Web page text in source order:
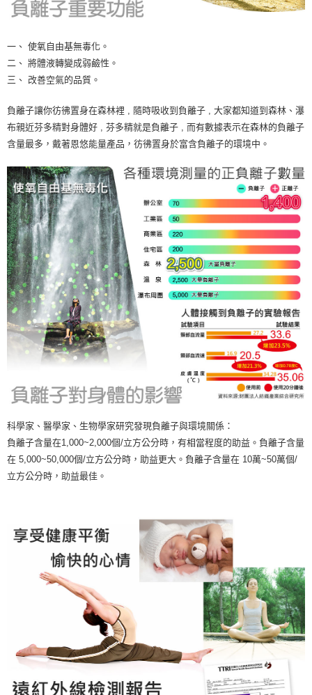
一、 使氧自由基無毒化。
二、 將體液轉變成弱鹼性。
三、 改善空氣的品質。
負離子讓你彷彿置身在森林裡 , 隨時吸收到負離子 , 大家都知道到森林、瀑
布親近芬多精對身體好 , 芬多精就是負離子 , 而有數據表示在森林的負離子
含量最多，戴著恩悠能量產品，彷彿置身於富含負離子的環境中。
科學家、醫學家、生物學家研究發現負離子與環境關係：
負離子含量在1,000~2,000個/立方公分時，有相當程度的助益。負離子含量
在 5,000~50,000個/立方公分時，助益更大。負離子含量在 10萬~50萬個/
立方公分時，助益最佳。